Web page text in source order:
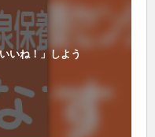
いね！」しよう